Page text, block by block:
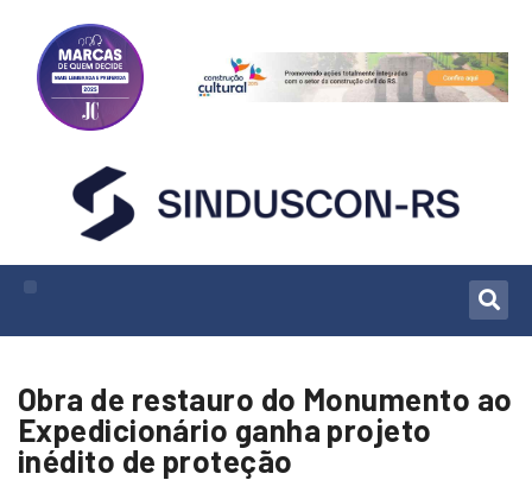
Obra de restauro do Monumento ao
Expedicionário ganha projeto
inédito de proteção